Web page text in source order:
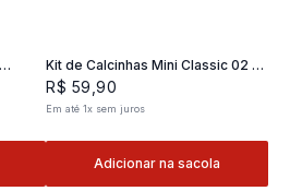
Kit de Calcinhas Mini Classic 02 -
2 und
R$ 59 ,90
Em até 1x sem juros
Adicionar na sacola